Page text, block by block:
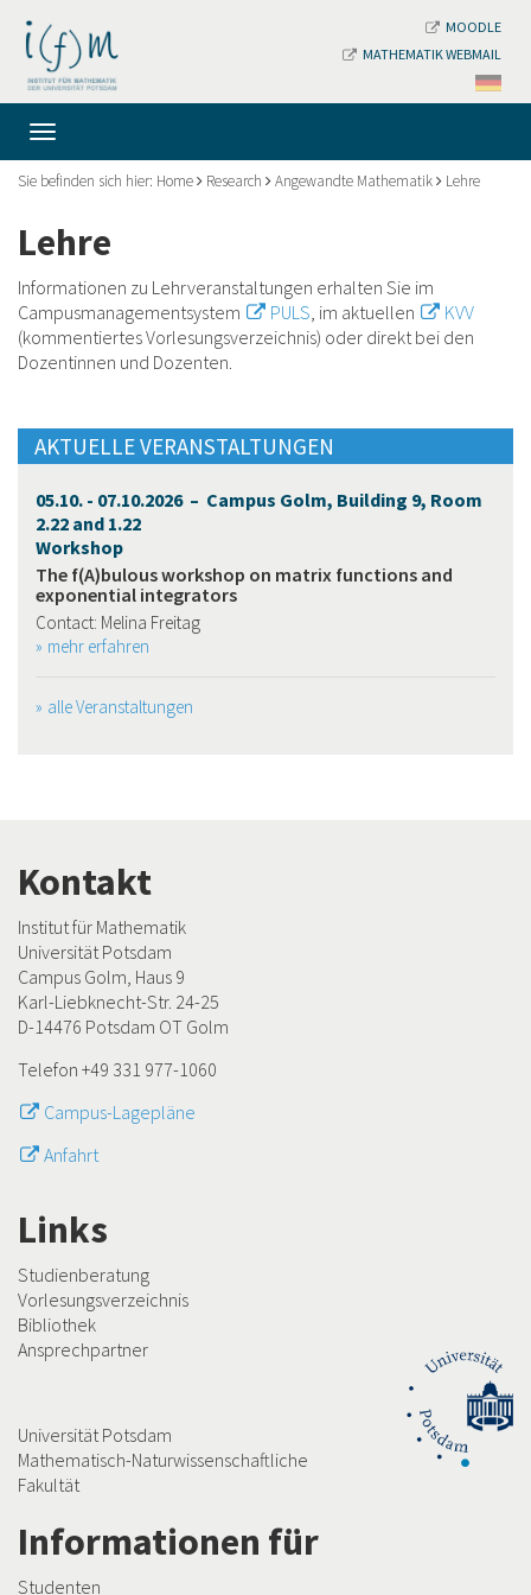
MOODLE
MATHEMATIK WEBMAIL
Sie befinden sich hier: Home Research Angewandte Mathematik Lehre
Lehre
Informationen zu Lehrveranstaltungen erhalten Sie im
Campusmanagementsystem
PULS , im aktuellen
KVV
(kommentiertes Vorlesungsverzeichnis) oder direkt bei den
Dozentinnen und Dozenten.
AKTUELLE VERANSTALTUNGEN
05.10. - 07.10.2026 – Campus Golm, Building 9, Room
2.22 and 1.22
Workshop
The f(A)bulous workshop on matrix functions and
exponential integrators
Contact: Melina Freitag
mehr erfahren
alle Veranstaltungen
Kontakt
Institut für Mathematik
Universität Potsdam
Campus Golm, Haus 9
Karl-Liebknecht-Str. 24-25
D-14476 Potsdam OT Golm
Telefon +49 331 977-1060
Campus-Lagepläne
Anfahrt
Links
Studienberatung
Vorlesungsverzeichnis
Bibliothek
Ansprechpartner
Universität Potsdam
Mathematisch-Naturwissenschaftliche
Fakultät
Informationen für
Studenten